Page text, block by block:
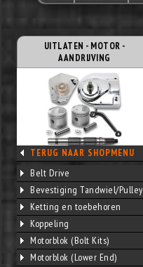
UITLATEN - MOTOR -
AANDRIJVING
TERUG NAAR SHOPMENU
Belt Drive
Bevestiging Tandwiel/Pulley
Ketting en toebehoren
Koppeling
Motorblok (Bolt Kits)
Motorblok (Lower End)